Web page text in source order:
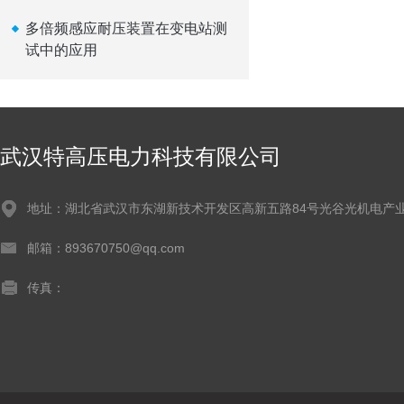
多倍频感应耐压装置在变电站测
试中的应用
武汉特高压电力科技有限公司
地址：湖北省武汉市东湖新技术开发区高新五路84号光谷光机电产
邮箱：893670750@qq.com
传真：